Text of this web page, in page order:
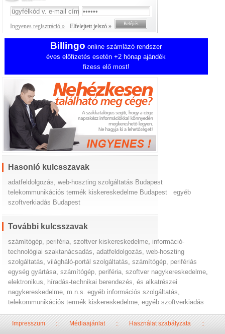
Ingyenes regisztráció » Elfelejtett jelszó »
Billingo online számlázó rendszer
éves előfizetés esetén +2 hónap ajándék
fizess elő most!
Hasonló kulcsszavak
adatfeldolgozás, web-hoszting szolgáltatás Budapest
telekommunikációs termék kiskereskedelme Budapest
egyéb
szoftverkiadás Budapest
További kulcsszavak
számítógép, periféria, szoftver kiskereskedelme információ-
technológiai szaktanácsadás ,adatfeldolgozás, web-hoszting
szolgáltatás ,világháló-portál szolgáltatás ,számítógép, perifériás
egység gyártása ,számítógép, periféria, szoftver nagykereskedelme
elektronikus, híradás-technikai berendezés, és alkatrészei
nagykereskedelme m.n.s. egyéb információs szolgáltatás
telekommunikációs termék kiskereskedelme ,egyéb szoftverkiadás
Impresszum::Médiaajánlat::Használat szabályzata::